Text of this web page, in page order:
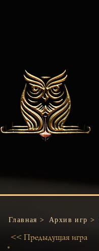
Главная > Архив игр >
<< Предыдущая игра